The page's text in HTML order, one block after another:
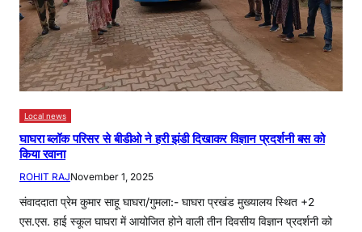
Local news
घाघरा ब्लॉक परिसर से बीडीओ ने हरी झंडी दिखाकर विज्ञान प्रदर्शनी बस को
किया रवाना
ROHIT RAJNovember 1, 2025
संवाददाता प्रेम कुमार साहू घाघरा/गुमला:- घाघरा प्रखंड मुख्यालय स्थित +2
एस.एस. हाई स्कूल घाघरा में आयोजित होने वाली तीन दिवसीय विज्ञान प्रदर्शनी को